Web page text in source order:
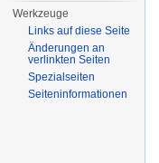
Werkzeuge
Links auf diese Seite
Änderungen an
verlinkten Seiten
Spezialseiten
Seiten­informationen